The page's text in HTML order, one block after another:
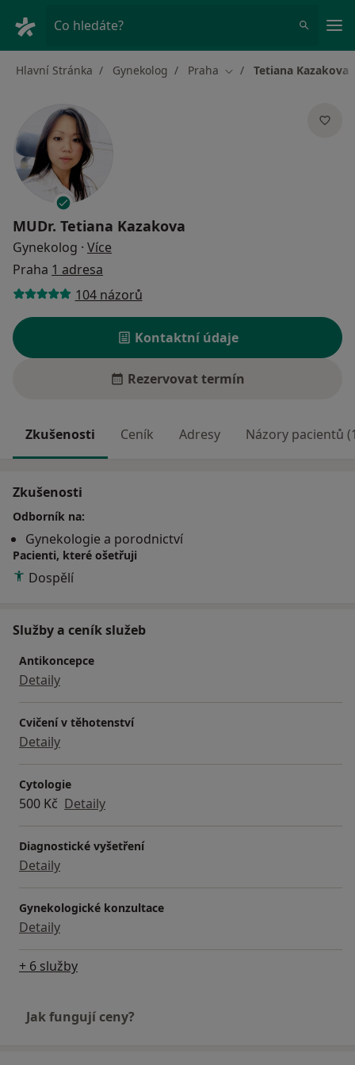
Co hledáte?
Hlavní Stránka Gynekolog Praha Změna města
Tetiana Kazakova
MUDr. Tetiana Kazakova
Gynekolog · Více
Praha 1 adresa
104 názorů
Kontaktní údaje
Rezervovat termín
Zkušenosti Ceník Adresy Názory pacientů
Zkušenosti
Odborník na:
Gynekologie a porodnictví
Pacienti, které ošetřuji
Dospělí
Služby a ceník služeb
Antikoncepce
Detaily
Cvičení v těhotenství
Detaily
Cytologie
500 Kč Detaily
Diagnostické vyšetření
Detaily
Gynekologické konzultace
Detaily
+ 6 služby
Jak fungují ceny?